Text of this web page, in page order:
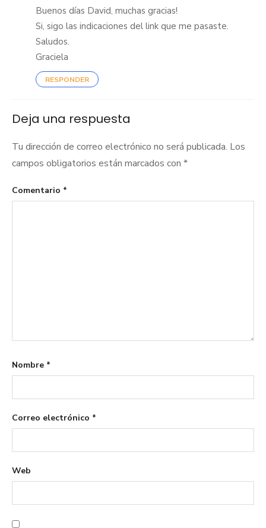
Buenos días David, muchas gracias!
Si, sigo las indicaciones del link que me pasaste.
Saludos.
Graciela
RESPONDER
Deja una respuesta
Tu dirección de correo electrónico no será publicada. Los
campos obligatorios están marcados con *
Comentario *
Nombre *
Correo electrónico *
Web